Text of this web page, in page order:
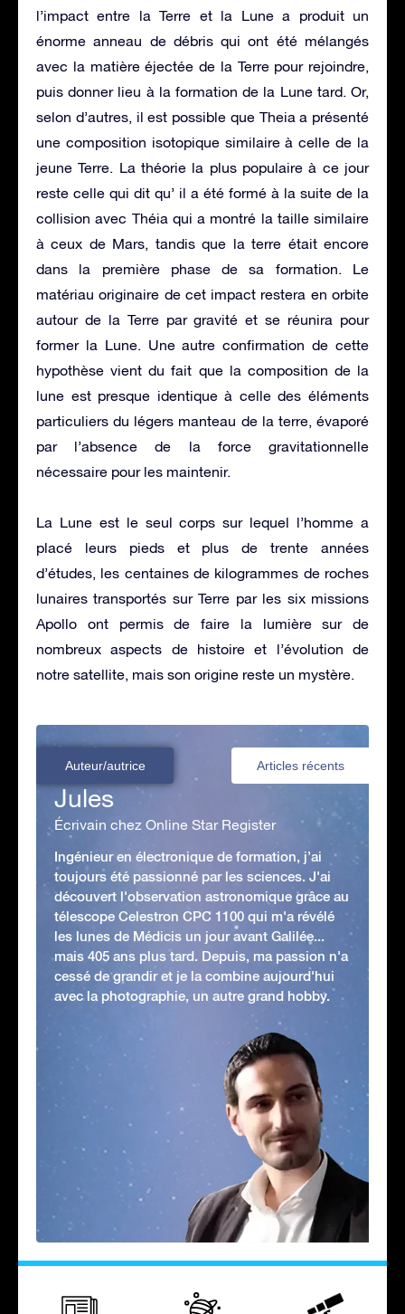
l’impact entre la Terre et la Lune a produit un
énorme anneau de débris qui ont été mélangés
avec la matière éjectée de la Terre pour rejoindre,
puis donner lieu à la formation de la Lune tard. Or,
selon d’autres, il est possible que Theia a présenté
une composition isotopique similaire à celle de la
jeune Terre. La théorie la plus populaire à ce jour
reste celle qui dit qu’ il a été formé à la suite de la
collision avec Théia qui a montré la taille similaire
à ceux de Mars, tandis que la terre était encore
dans la première phase de sa formation. Le
matériau originaire de cet impact restera en orbite
autour de la Terre par gravité et se réunira pour
former la Lune. Une autre confirmation de cette
hypothèse vient du fait que la composition de la
lune est presque identique à celle des éléments
particuliers du légers manteau de la terre, évaporé
par l’absence de la force gravitationnelle
nécessaire pour les maintenir.
La Lune est le seul corps sur lequel l’homme a
placé leurs pieds et plus de trente années
d’études, les centaines de kilogrammes de roches
lunaires transportés sur Terre par les six missions
Apollo ont permis de faire la lumière sur de
nombreux aspects de histoire et l’évolution de
notre satellite, mais son origine reste un mystère.
Auteur/autrice Articles récents
Jules
Écrivain chez Online Star Register
Ingénieur en électronique de formation, j’ai
toujours été passionné par les sciences. J'ai
découvert l'observation astronomique grâce au
télescope Celestron CPC 1100 qui m'a révélé
les lunes de Médicis un jour avant Galilée...
mais 405 ans plus tard. Depuis, ma passion n'a
cessé de grandir et je la combine aujourd'hui
avec la photographie, un autre grand hobby.